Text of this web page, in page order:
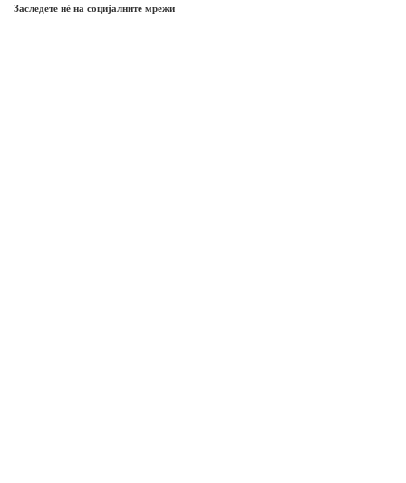
Заследете нѐ на социјалните мрежи